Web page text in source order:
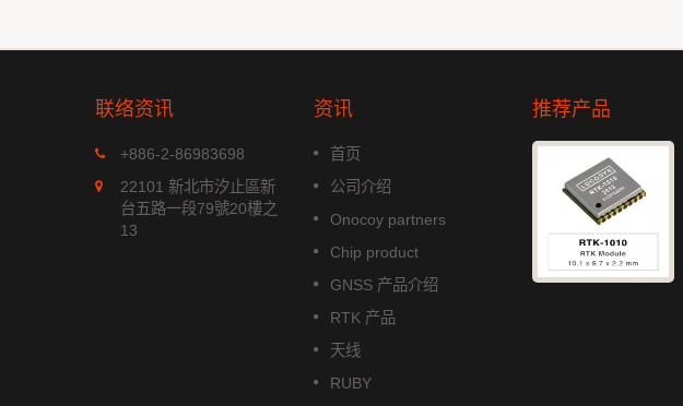
联络资讯
+886-2-86983698
22101 新北市汐止區新
台五路一段79號20樓之
13
资讯
首页
公司介绍
Onocoy partners
Chip product
GNSS 产品介绍
RTK 产品
天线
RUBY
推荐产品
MGS-1513-52Q
MGS-1513-52Q 是一款完整的独
立多频GNSS 智能天线模组，包
含嵌入式贴片天线和基于Airoha
AG3352Q 平台的GNSS 接收电